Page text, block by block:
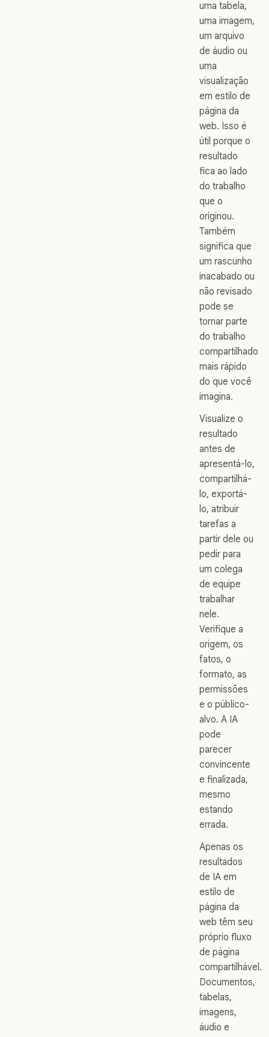
uma tabela,
uma imagem,
um arquivo
de áudio ou
uma
visualização
em estilo de
página da
web. Isso é
útil porque o
resultado
fica ao lado
do trabalho
que o
originou.
Também
significa que
um rascunho
inacabado ou
não revisado
pode se
tornar parte
do trabalho
compartilhado
mais rápido
do que você
imagina.
Visualize o
resultado
antes de
apresentá-lo,
compartilhá-
lo, exportá-
lo, atribuir
tarefas a
partir dele ou
pedir para
um colega
de equipe
trabalhar
nele.
Verifique a
origem, os
fatos, o
formato, as
permissões
e o público-
alvo. A IA
pode
parecer
convincente
e finalizada,
mesmo
estando
errada.
Apenas os
resultados
de IA em
estilo de
página da
web têm seu
próprio fluxo
de página
compartilhável.
Documentos,
tabelas,
imagens,
áudio e